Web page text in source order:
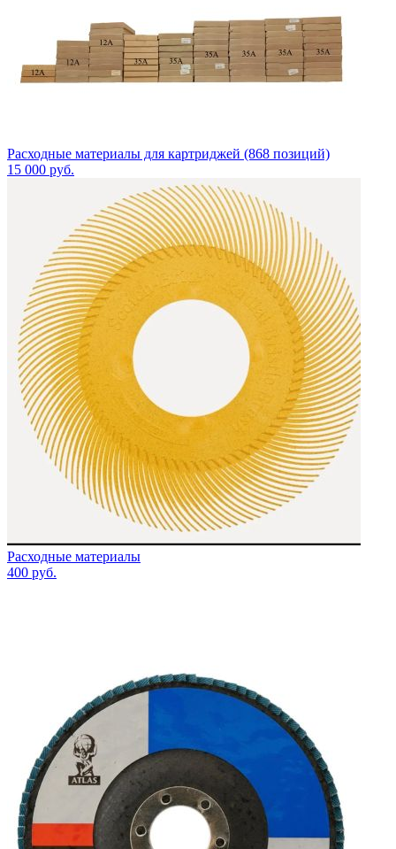
Расходные материалы для картриджей (868 позиций)
15 000 руб.
Расходные материалы
400 руб.